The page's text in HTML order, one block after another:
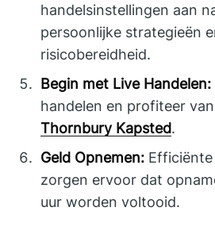
handelsinstellingen aan
persoonlijke strategieën
risicobereidheid.
Begin met Live Handelen:
handelen en profiteer
Thornbury Kapsted.
Geld Opnemen:
zorgen ervoor dat
uur worden voltooid.